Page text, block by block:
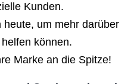
Kunden.
um mehr darüber
können.
Marke an die Spitze!